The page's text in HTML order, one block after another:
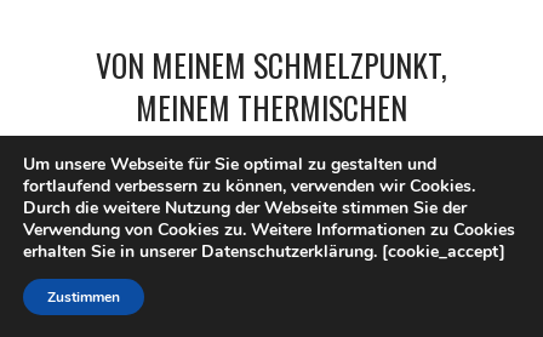
VON MEINEM SCHMELZPUNKT,
MEINEM THERMISCHEN
GEGENPOL UND MEINEM LEBEN
IM PIZZAOFEN
20. JUNI 2026 LASIGNORINA
Um unsere Webseite für Sie optimal zu gestalten und
fortlaufend verbessern zu können, verwenden wir Cookies.
Durch die weitere Nutzung der Webseite stimmen Sie der
Verwendung von Cookies zu. Weitere Informationen zu Cookies
erhalten Sie in unserer Datenschutzerklärung. [cookie_accept]
Zustimmen